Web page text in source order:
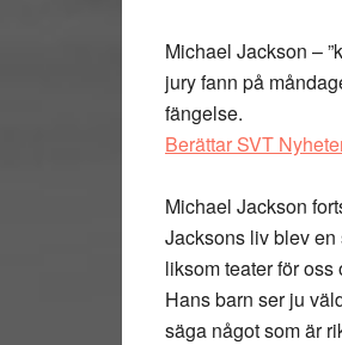
Michael Jackson –
jury fann på
fängelse.
Berättar SVT
Michael Jackson
Jacksons liv blev en
liksom teater för
Hans barn ser ju
säga något som är